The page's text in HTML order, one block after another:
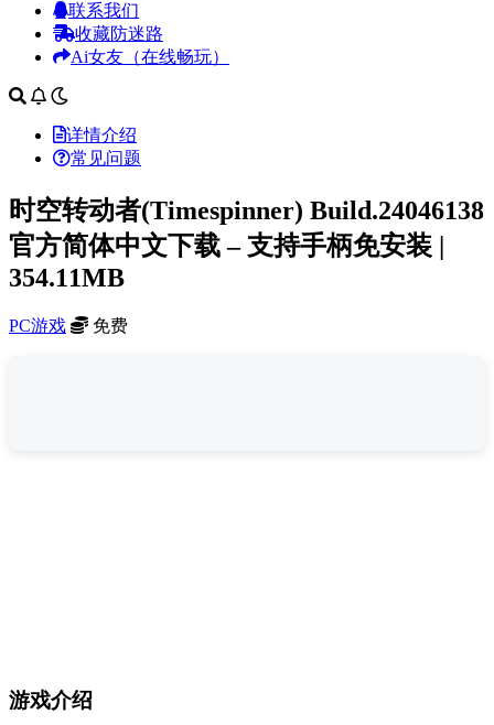
联系我们
收藏防迷路
Ai女友（在线畅玩）
详情介绍
常见问题
时空转动者(Timespinner) Build.24046138
官方简体中文下载 – 支持手柄免安装 |
354.11MB
PC游戏 免费
游戏介绍